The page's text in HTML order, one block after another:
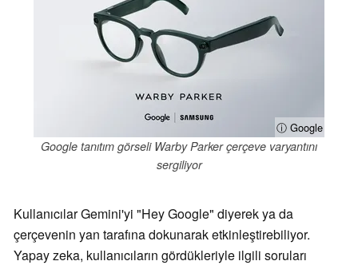
ⓘ Google
Google tanıtım görseli Warby Parker çerçeve varyantını
sergiliyor
Kullanıcılar Gemini'yi "Hey Google" diyerek ya da
çerçevenin yan tarafına dokunarak etkinleştirebiliyor.
Yapay zeka, kullanıcıların gördükleriyle ilgili soruları